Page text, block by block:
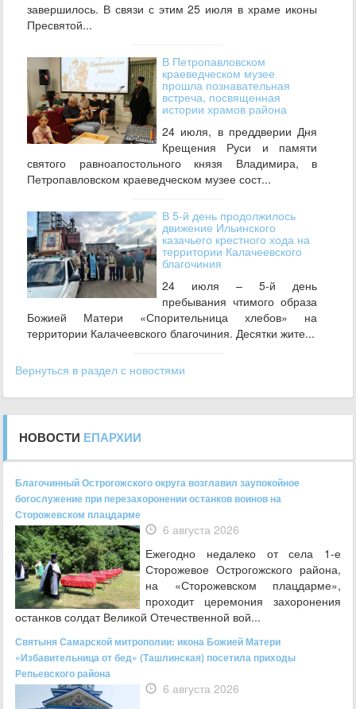
завершилось. В связи с этим 25 июля в храме иконы
Пресвятой...
В Петропавловском
краеведческом музее
прошла познавательная
встреча, посвященная
истории храмов района
24 июля, в преддверии Дня
Крещения Руси и памяти
святого равноапостольного князя Владимира, в
Петропавловском краеведческом музее сост...
В 5-й день продолжилось
движение Ильинского
казачьего крестного хода на
территории Калачеевского
благочиния
24 июля – 5-й день
пребывания чтимого образа
Божией Матери «Спорительница хлебов» на
территории Калачеевского благочиния. Десятки жите...
Вернуться в раздел с новостями
НОВОСТИ ЕПАРХИИ
Благочинный Острогожского округа возглавил заупокойное
богослужение при перезахоронении останков воинов на
Сторожевском плацдарме
6 августа 2026
Ежегодно недалеко от села 1-е
Сторожевое Острогожского района,
на «Сторожевском плацдарме»,
проходит церемония захоронения
останков солдат Великой Отечественной вой...
Святыня Самарской митрополии: икона Божией Матери
«Избавительница от бед» (Ташлинская) посетила приходы
Репьевского района
6 августа 2026